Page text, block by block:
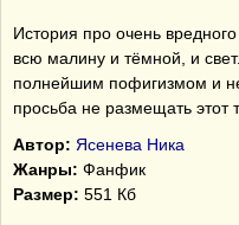
История про очень
всю малину и тёмной, и
полнейшим пофигизмом и
просьба не размещать этот
Автор: Ясенева Ника
Жанры: Фанфик
Размер: 551 Кб